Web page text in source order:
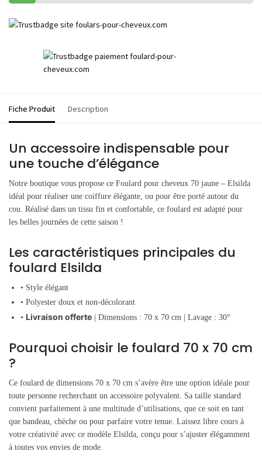
Fiche Produit Description
Un accessoire indispensable pour
une touche d’élégance
Notre boutique vous propose ce Foulard pour cheveux 70 jaune – Elsilda
idéal pour réaliser une coiffure élégante, ou pour être porté autour du
cou. Réalisé dans un tissu fin et confortable, ce foulard est adapté pour
les belles journées de cette saison !
Les caractéristiques principales du
foulard Elsilda
• Style élégant
• Polyester doux et non-décolorant
• Livraison offerte | Dimensions : 70 x 70 cm | Lavage : 30°
Pourquoi choisir le foulard 70 x 70 cm
?
Ce foulard de dimensions 70 x 70 cm s’avère être une option idéale pour
toute personne recherchant un accessoire polyvalent. Sa taille standard
convient parfaitement à une multitude d’utilisations, que ce soit en tant
que bandeau, chèche ou pour parfaire votre tenue. Laissez libre cours à
votre créativité avec ce modèle Elsilda, conçu pour s’ajuster élégamment
à toutes vos envies de mode.